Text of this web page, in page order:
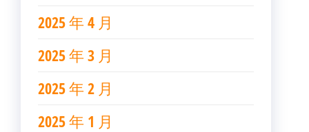
2025 年 4 月
2025 年 3 月
2025 年 2 月
2025 年 1 月